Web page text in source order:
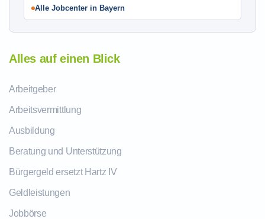
Alle Jobcenter in Bayern
Alles auf einen Blick
Arbeitgeber
Arbeitsvermittlung
Ausbildung
Beratung und Unterstützung
Bürgergeld ersetzt Hartz IV
Geldleistungen
Jobbörse